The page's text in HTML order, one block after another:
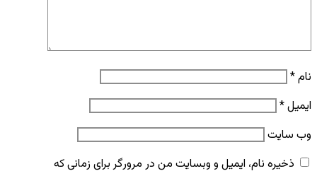
نام*
ایمیل*
وب‌ سایت
ذخیره نام، ایمیل و وبسایت من در مرورگر برای زمانی که